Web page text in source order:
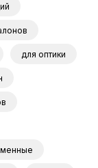
для оптики